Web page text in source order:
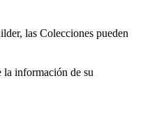
las Colecciones pueden
la información de su